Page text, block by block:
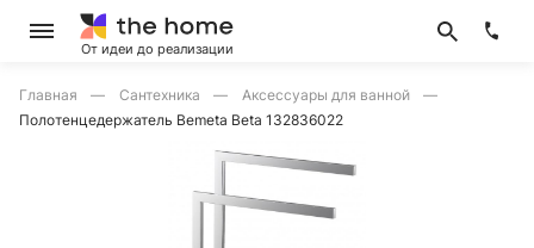
От идеи до реализации
Главная Сантехника
Аксессуары для ванной
Полотенцедержатель Bemeta Beta 132836022